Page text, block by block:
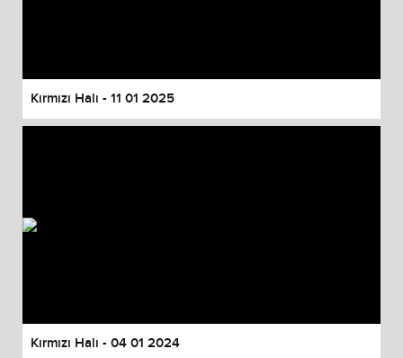
Kırmızı Halı - 11 01 2025
Kırmızı Halı - 04 01 2024